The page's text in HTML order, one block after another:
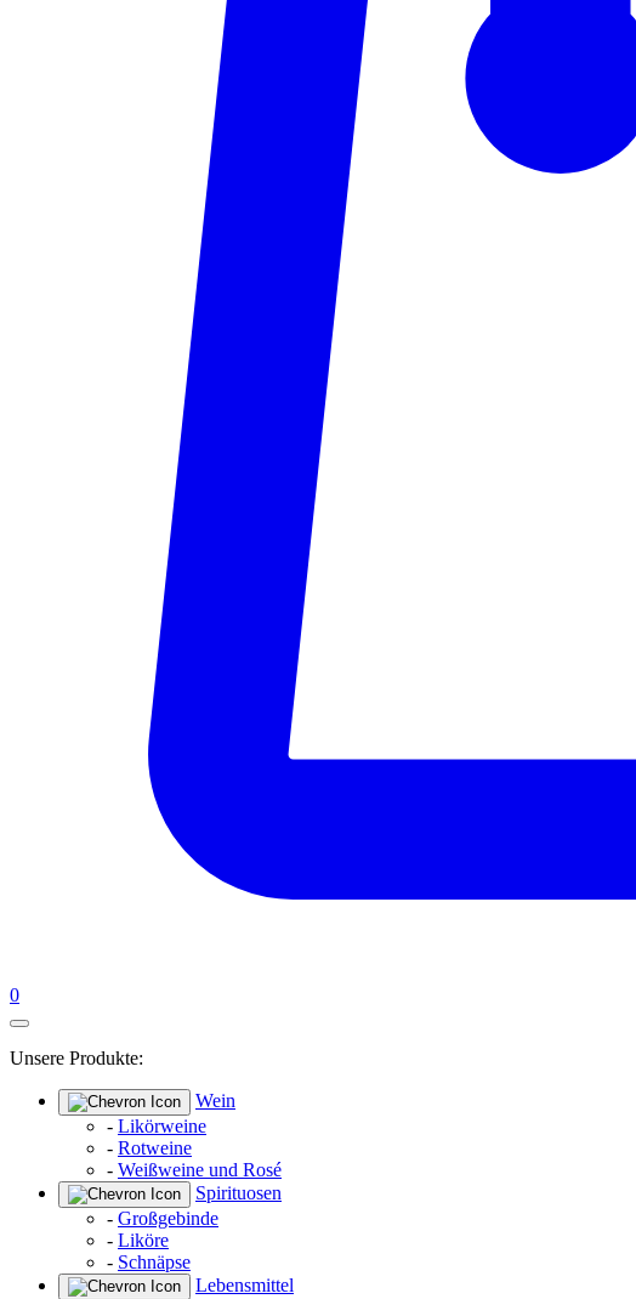
0
Unsere Produkte:
Wein
- Likörweine
- Rotweine
- Weißweine und Rosé
Spirituosen
- Großgebinde
- Liköre
- Schnäpse
Lebensmittel